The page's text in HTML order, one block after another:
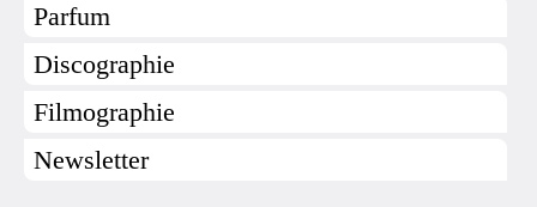
Parfum
Discographie
Filmographie
Newsletter